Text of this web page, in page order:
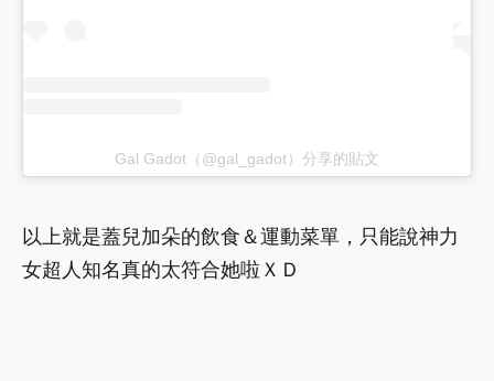
Gal Gadot（@gal_gadot）分享的貼文
以上就是蓋兒加朵的飲食＆運動菜單，只能說神力
女超人知名真的太符合她啦ＸＤ